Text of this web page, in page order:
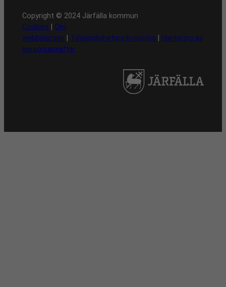
Copyright © 2024 Järfälla kommun
Cookies
Om
webbplatsen
Tillgänglighetsredovisning
Hantering av
personuppgifter